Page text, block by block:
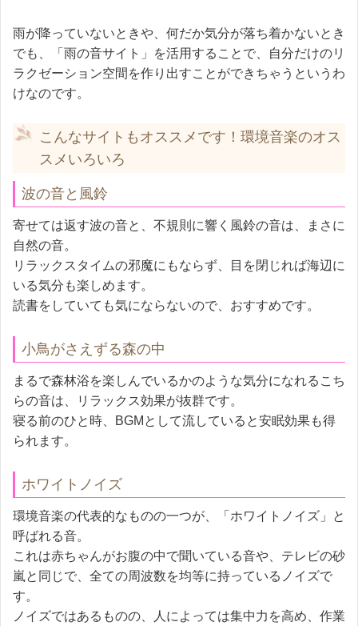
雨が降っていないときや、何だか気分が落ち着かないとき
でも、「雨の音サイト」を活用することで、自分だけのリ
ラクゼーション空間を作り出すことができちゃうというわ
けなのです。
こんなサイトもオススメです！環境音楽のオス
スメいろいろ
波の音と風鈴
寄せては返す波の音と、不規則に響く風鈴の音は、まさに
自然の音。
リラックスタイムの邪魔にもならず、目を閉じれば海辺に
いる気分も楽しめます。
読書をしていても気にならないので、おすすめです。
小鳥がさえずる森の中
まるで森林浴を楽しんでいるかのような気分になれるこち
らの音は、リラックス効果が抜群です。
寝る前のひと時、BGMとして流していると安眠効果も得
られます。
ホワイトノイズ
環境音楽の代表的なものの一つが、「ホワイトノイズ」と
呼ばれる音。
これは赤ちゃんがお腹の中で聞いている音や、テレビの砂
嵐と同じで、全ての周波数を均等に持っているノイズで
す。
ノイズではあるものの、人によっては集中力を高め、作業